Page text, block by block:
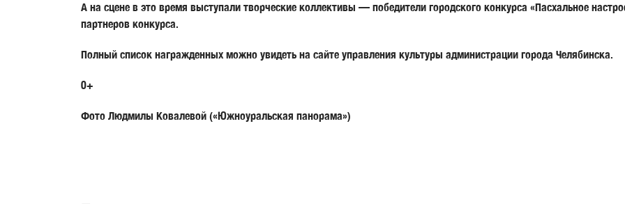
А на сцене в это время выступали творческие коллективы — победители городского конкурса «Пасхальное
партнеров конкурса.
Полный список награжденных можно увидеть на сайте управления культуры администрации города Челябинска.
0+
Фото Людмилы Ковалевой («Южноуральская панорама»)